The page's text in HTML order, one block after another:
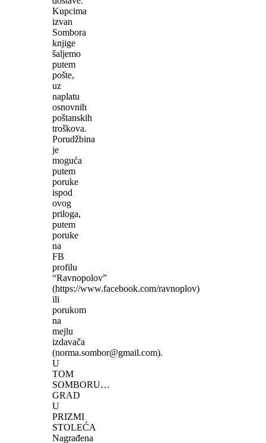
Kupcima
izvan
Sombora
knjige
šaljemo
putem
pošte,
uz
naplatu
osnovnih
poštanskih
troškova.
Porudžbina
je
moguća
putem
poruke
ispod
ovog
priloga,
putem
poruke
na
FB
profilu
“Ravnopolov”
(https://www.facebook.com/ravnoplov)
ili
porukom
na
mejlu
izdavača
(norma.sombor@gmail.com).
U
TOM
SOMBORU…
GRAD
U
PRIZMI
STOLEĆA
Nagrađena